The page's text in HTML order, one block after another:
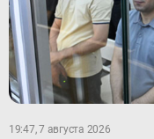
19:47, 7 августа 2026